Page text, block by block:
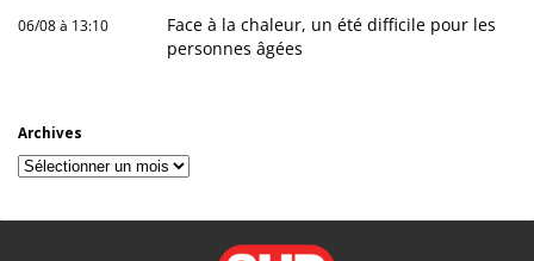
06/08 à 13:10
Face à la chaleur, un été difficile pour les
personnes âgées
Archives
Archives